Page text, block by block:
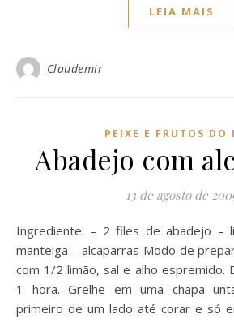
LEIA MAIS
Claudemir
PEIXE E FRUTOS DO
Abadejo com
13 de agosto de
Ingrediente: – 2 files de abadejo – limão – alho – sal –
manteiga – alcaparras Modo de
com 1/2 limão, sal e alho espremido.
1 hora. Grelhe em uma chapa
primeiro de um lado até corar e só